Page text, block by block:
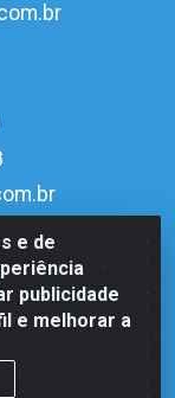
e de
publicidade
e melhorar a
1815 - Dix-
600 - CNPJ